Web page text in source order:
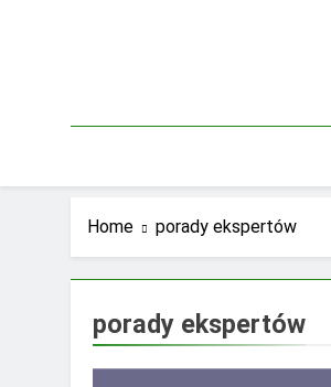
Home porady ekspertów
porady ekspertów